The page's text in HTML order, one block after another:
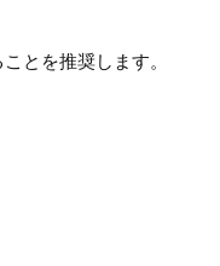
とを推奨します。